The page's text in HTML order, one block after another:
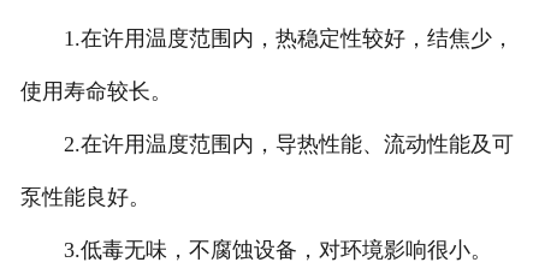
1.在许用温度范围内，热稳定性较好，结焦少，
使用寿命较长。
2.在许用温度范围内，导热性能、流动性能及可
泵性能良好。
3.低毒无味，不腐蚀设备，对环境影响很小。